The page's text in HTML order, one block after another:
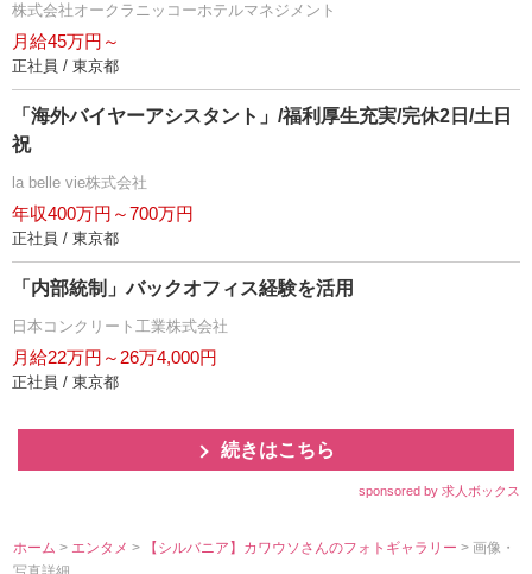
株式会社オークラニッコーホテルマネジメント
月給45万円～
正社員 / 東京都
「海外バイヤーアシスタント」/福利厚生充実/完休2日/土日
祝
la belle vie株式会社
年収400万円～700万円
正社員 / 東京都
「内部統制」バックオフィス経験を活用
日本コンクリート工業株式会社
月給22万円～26万4,000円
正社員 / 東京都
続きはこちら
sponsored by 求人ボックス
ホーム > エンタメ> 【シルバニア】カワウソさんのフォトギャラリー> 画像・